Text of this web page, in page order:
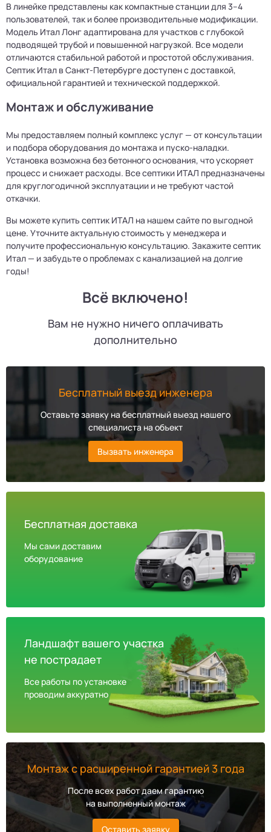
В линейке представлены как компактные станции для 3–4
пользователей, так и более производительные модификации.
Модель Итал Лонг адаптирована для участков с глубокой
подводящей трубой и повышенной нагрузкой. Все модели
отличаются стабильной работой и простотой обслуживания.
Септик Итал в Санкт-Петербурге доступен с доставкой,
официальной гарантией и технической поддержкой.
Монтаж и обслуживание
Мы предоставляем полный комплекс услуг — от консультации
и подбора оборудования до монтажа и пуско-наладки.
Установка возможна без бетонного основания, что ускоряет
процесс и снижает расходы. Все септики ИТАЛ предназначены
для круглогодичной эксплуатации и не требуют частой
откачки.
Вы можете купить септик ИТАЛ на нашем сайте по выгодной
цене. Уточните актуальную стоимость у менеджера и
получите профессиональную консультацию. Закажите септик
Итал — и забудьте о проблемах с канализацией на долгие
годы!
Всё включено!
Вам не нужно ничего оплачивать
дополнительно
Бесплатный выезд инженера
Оставьте заявку на бесплатный выезд нашего
специалиста на объект
Вызвать инженера
Бесплатная доставка
Мы сами доставим
оборудование
Ландшафт вашего участка
не пострадает
Все работы по установке
проводим аккуратно
Монтаж с расширенной гарантией 3 года
После всех работ даем гарантию
на выполненный монтаж
Оставить заявку